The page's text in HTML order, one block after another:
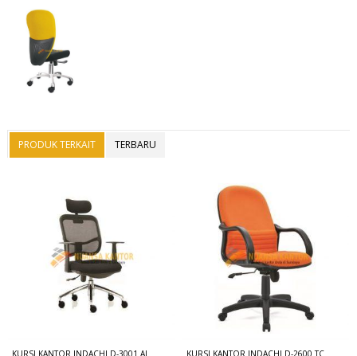
PRODUK TERKAIT TERBARU